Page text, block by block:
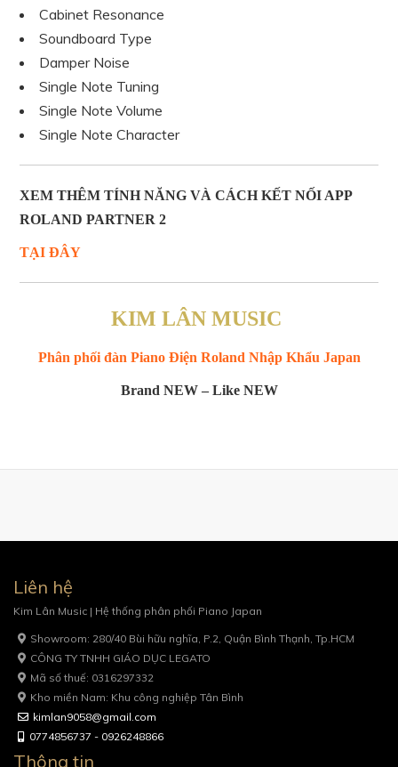
Cabinet Resonance
Soundboard Type
Damper Noise
Single Note Tuning
Single Note Volume
Single Note Character
XEM THÊM TÍNH NĂNG VÀ CÁCH KẾT NỐI APP
ROLAND PARTNER 2
TẠI ĐÂY
KIM LÂN MUSIC
Phân phối đàn Piano Điện Roland Nhập Khẩu Japan
Brand NEW – Like NEW
Liên hệ
Kim Lân Music | Hệ thống phân phối Piano Japan
Showroom: 280/40 Bùi hữu nghĩa, P.2, Quận Bình Thạnh, Tp.HCM
CÔNG TY TNHH GIÁO DỤC LEGATO
Mã số thuế: 0316297332
Kho miền Nam: Khu công nghiệp Tân Bình
kimlan9058@gmail.com
0774856737 - 0926248866
Thông tin